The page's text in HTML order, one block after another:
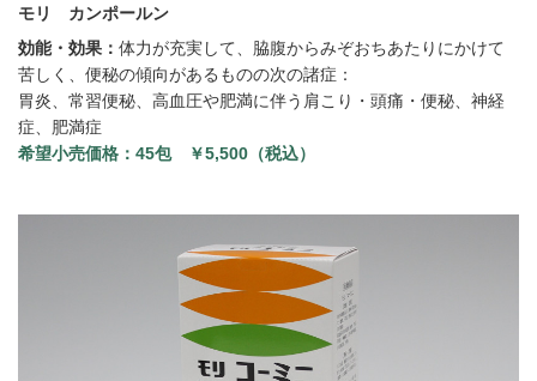
モリ カンポールン
効能・効果： 体力が充実して、脇腹からみぞおちあたりにかけて
苦しく、便秘の傾向があるものの次の諸症：
胃炎、常習便秘、高血圧や肥満に伴う肩こり・頭痛・便秘、神経
症、肥満症
希望小売価格： 45包 ￥5,500（税込）